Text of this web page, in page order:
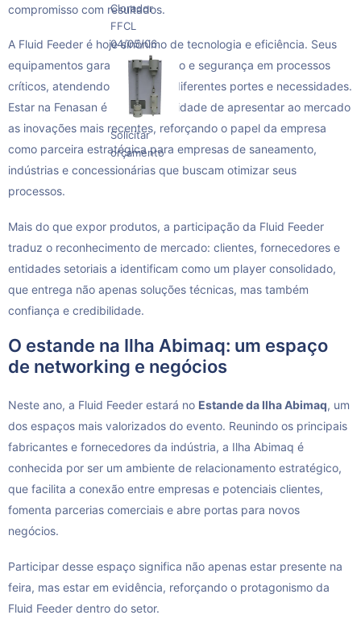
Clorador
FFCL
04/05/06
Solicitar
orçamento
compromisso com resultados.
A Fluid Feeder é hoje sinônimo de tecnologia e eficiência. Seus
equipamentos garantem precisão e segurança em processos
críticos, atendendo clientes de diferentes portes e necessidades.
Estar na Fenasan é uma oportunidade de apresentar ao mercado
as inovações mais recentes, reforçando o papel da empresa
como parceira estratégica para empresas de saneamento,
indústrias e concessionárias que buscam otimizar seus
processos.
Mais do que expor produtos, a participação da Fluid Feeder
traduz o reconhecimento de mercado: clientes, fornecedores e
entidades setoriais a identificam como um player consolidado,
que entrega não apenas soluções técnicas, mas também
confiança e credibilidade.
O estande na Ilha Abimaq: um espaço
de networking e negócios
Neste ano, a Fluid Feeder estará no Estande da Ilha Abimaq, um
dos espaços mais valorizados do evento. Reunindo os principais
fabricantes e fornecedores da indústria, a Ilha Abimaq é
conhecida por ser um ambiente de relacionamento estratégico,
que facilita a conexão entre empresas e potenciais clientes,
fomenta parcerias comerciais e abre portas para novos
negócios.
Participar desse espaço significa não apenas estar presente na
feira, mas estar em evidência, reforçando o protagonismo da
Fluid Feeder dentro do setor.